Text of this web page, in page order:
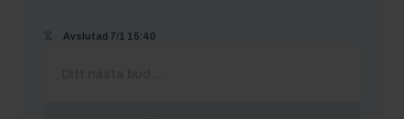
Avslutad 7/1 15:40